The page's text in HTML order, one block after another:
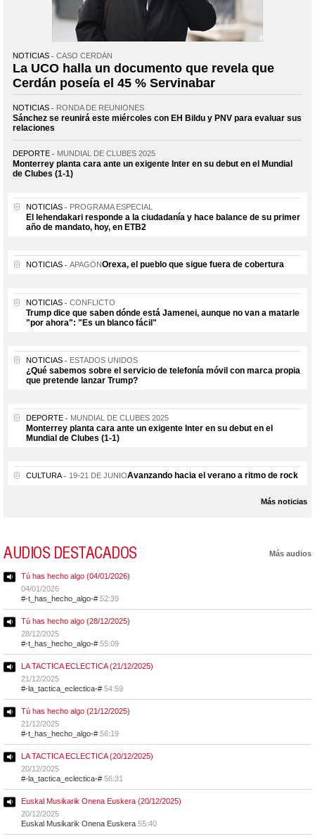
NOTICIAS CASO CERDÁN
La UCO halla un documento que revela que
Cerdán poseía el 45 % Servinabar
NOTICIAS RONDA DE REUNIONES
Sánchez se reunirá este miércoles con EH Bildu y PNV para evaluar sus
relaciones
DEPORTE MUNDIAL DE CLUBES 2025
Monterrey planta cara ante un exigente Inter en su debut en el Mundial
de Clubes (1-1)
NOTICIAS PROGRAMA ESPECIAL
El lehendakari responde a la ciudadanía y hace balance de su primer
año de mandato, hoy, en ETB2
NOTICIAS APAGÓNOrexa, el pueblo que sigue fuera de cobertura
NOTICIAS CONFLICTO
Trump dice que saben dónde está Jamenei, aunque no van a matarle
"por ahora": "Es un blanco fácil"
NOTICIAS ESTADOS UNIDOS
¿Qué sabemos sobre el servicio de telefonía móvil con marca propia
que pretende lanzar Trump?
DEPORTE MUNDIAL DE CLUBES 2025
Monterrey planta cara ante un exigente Inter en su debut en el
Mundial de Clubes (1-1)
CULTURA 19-21 DE JUNIOAvanzando hacia el verano a ritmo de rock
Más noticias
AUDIOS DESTACADOS Más audios
Tú has hecho algo (04/01/2026)
04/01/2026
#-t_has_hecho_algo-# 52:39
Tú has hecho algo (28/12/2025)
28/12/2025
#-t_has_hecho_algo-# 55:09
LA TACTICA ECLECTICA (21/12/2025)
21/12/2025
#-la_tactica_eclectica-# 54:59
Tú has hecho algo (21/12/2025)
21/12/2025
#-t_has_hecho_algo-# 56:19
LA TACTICA ECLECTICA (20/12/2025)
20/12/2025
#-la_tactica_eclectica-# 56:31
Euskal Musikarik Onena Euskera (20/12/2025)
20/12/2025
Euskal Musikarik Onena Euskera 55:40